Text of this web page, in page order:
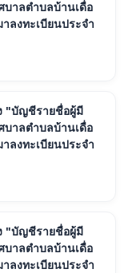
บาลตำบลบ้านเดื่อ
ลงทะเบียนประจำ
"บัญชีรายชื่อผู้มี
บาลตำบลบ้านเดื่อ
ลงทะเบียนประจำ
"บัญชีรายชื่อผู้มี
บาลตำบลบ้านเดื่อ
ลงทะเบียนประจำ